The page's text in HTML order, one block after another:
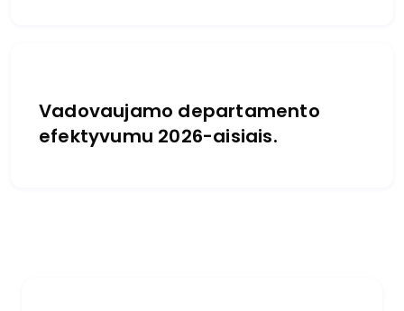
Vadovaujamo departamento
efektyvumu 2026-aisiais.